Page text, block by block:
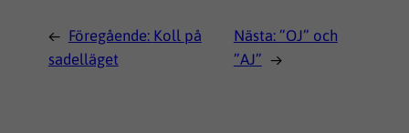
← Föregående: Koll på
sadelläget
Nästa: ”OJ” och
”AJ” →